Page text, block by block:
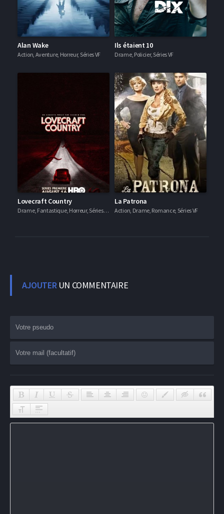
Alan Wake
Action, Aventure, Horreur, Séries VF
Ils étaient 10
Drame, Policier, Séries VF
Lovecraft Country
Drame, Fantastique, Horreur, Séries VF
La Patrona
Action, Drame, Romance, Séries VF
AJOUTERUN COMMENTAIRE